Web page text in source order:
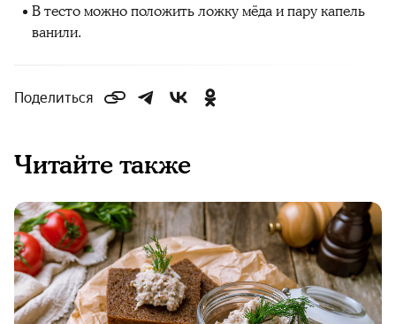
В тесто можно положить ложку мёда и пару капель
ванили.
Поделиться
Читайте также